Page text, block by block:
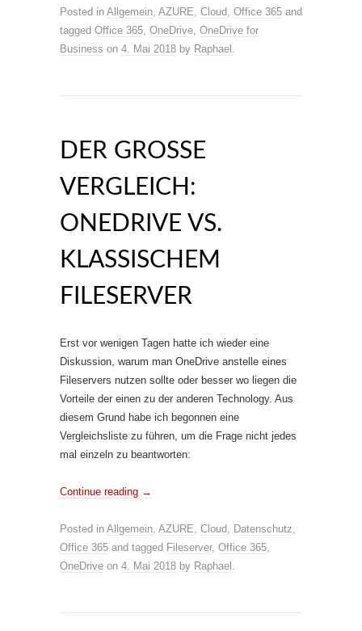
Posted in Allgemein, AZURE, Cloud, Office 365 and
tagged Office 365, OneDrive, OneDrive for
Business on 4. Mai 2018 by Raphael .
DER GROSSE V
ERGLEICH: O
NEDRIVE VS. K
LASSISCHEM F
ILESERVER
Erst vor wenigen Tagen hatte ich wieder eine
Diskussion, warum man OneDrive anstelle eines
Fileservers nutzen sollte oder besser wo liegen die
Vorteile der einen zu der anderen Technology. Aus
diesem Grund habe ich begonnen eine
Vergleichsliste zu führen, um die Frage nicht jedes
mal einzeln zu beantworten:
Continue reading →
Posted in Allgemein, AZURE, Cloud, Datenschutz,
Office 365 and tagged Fileserver, Office 365,
OneDrive on 4. Mai 2018 by Raphael .